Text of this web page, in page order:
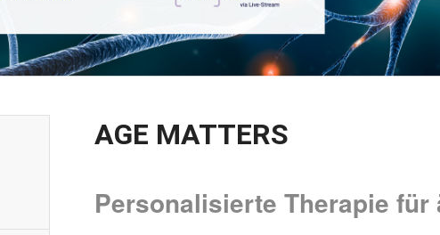
AGE MATTERS
Personalisierte Therapie für